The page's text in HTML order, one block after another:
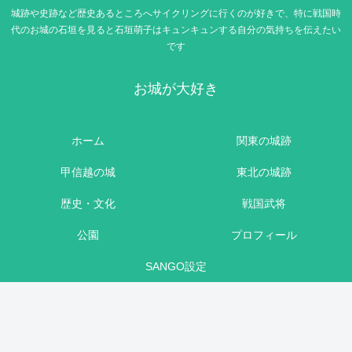
城跡や史跡など歴史あるところへサイクリングに行くのが好きで、特に戦国時
代のお城の石垣を見ると石垣萌子はキュンキュンする自分の気持ちを伝えたい
です
お城が大好き
ホーム 関東の城跡
甲信越の城 東北の城跡
歴史・文化 戦国武将
公園 プロフィール
SANGO設定